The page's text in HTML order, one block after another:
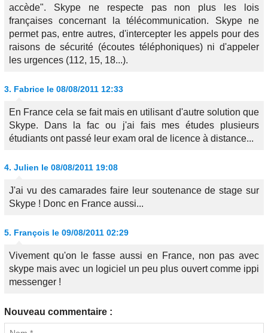
accède". Skype ne respecte pas non plus les lois
françaises concernant la télécommunication. Skype ne
permet pas, entre autres, d'intercepter les appels pour des
raisons de sécurité (écoutes téléphoniques) ni d'appeler
les urgences (112, 15, 18...).
3. Fabrice le 08/08/2011 12:33
En France cela se fait mais en utilisant d'autre solution que
Skype. Dans la fac ou j'ai fais mes études plusieurs
étudiants ont passé leur exam oral de licence à distance...
4. Julien le 08/08/2011 19:08
J'ai vu des camarades faire leur soutenance de stage sur
Skype ! Donc en France aussi...
5. François le 09/08/2011 02:29
Vivement qu'on le fasse aussi en France, non pas avec
skype mais avec un logiciel un peu plus ouvert comme ippi
messenger !
Nouveau commentaire :